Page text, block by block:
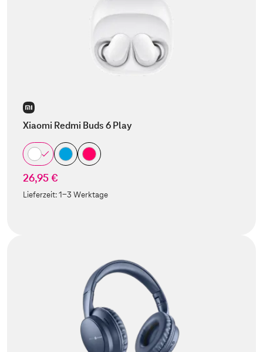
Xiaomi Redmi Buds 6 Play
26,95 €
Lieferzeit:1-3 Werktage